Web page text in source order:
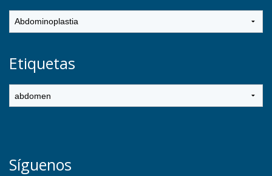
Etiquetas
Síguenos